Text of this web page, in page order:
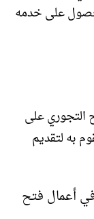
على خدمه
التجوري على
به لتقديم
أعمال فتح